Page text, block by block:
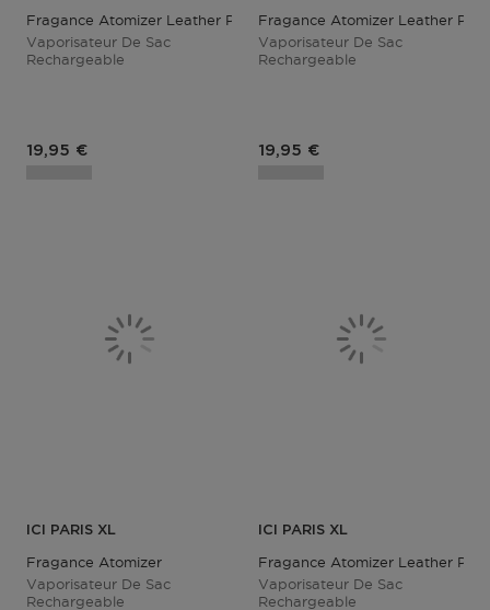
Fragance Atomizer Leather Pastel Blue
Vaporisateur De Sac
Rechargeable
Prix du produit
19,95 €
Fragance Atomizer Leather
Vaporisateur De Sac
Rechargeable
Prix du produit
19,95 €
ICI PARIS XL
Fragance Atomizer
Vaporisateur De Sac
Rechargeable
ICI PARIS XL
Fragance Atomizer Leather
Vaporisateur De Sac
Rechargeable